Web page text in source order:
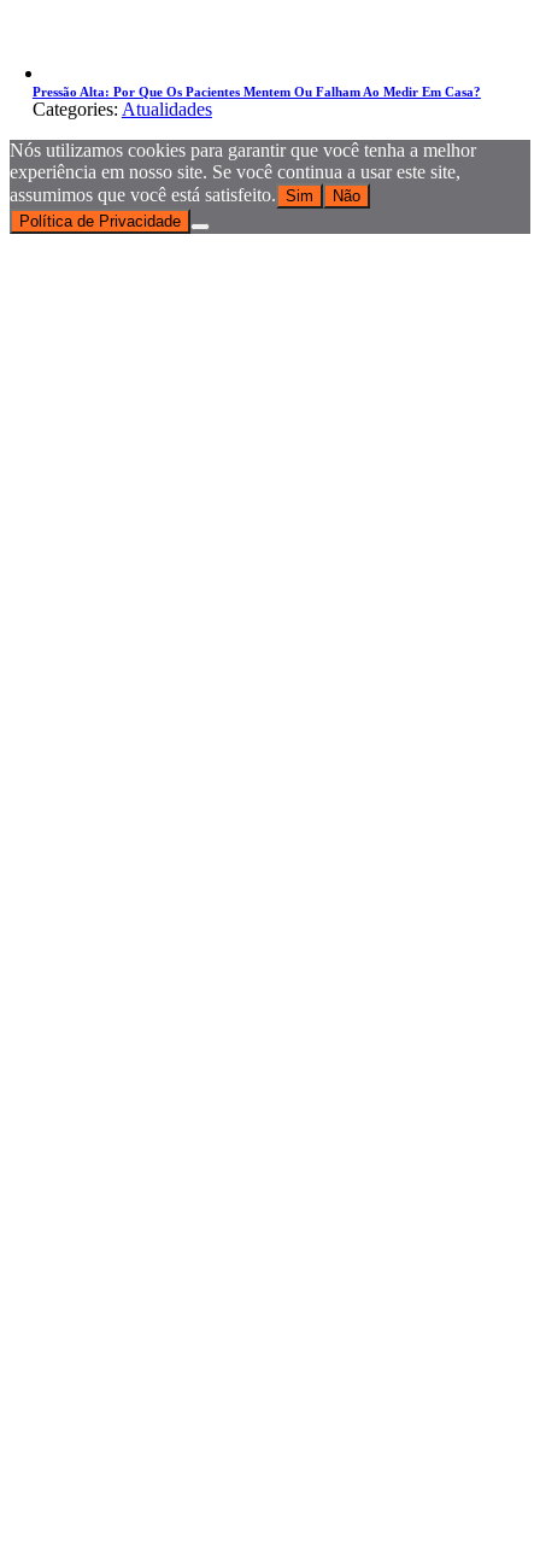
Pressão Alta: Por Que Os Pacientes Mentem Ou Falham Ao Medir Em Casa?
Categories: Atualidades
Nós utilizamos cookies para garantir que você tenha a melhor
experiência em nosso site. Se você continua a usar este site,
assumimos que você está satisfeito. Sim
Não
Política de Privacidade